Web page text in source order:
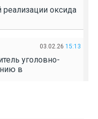
оксида
03.02.26 15:13
уголовно-
в